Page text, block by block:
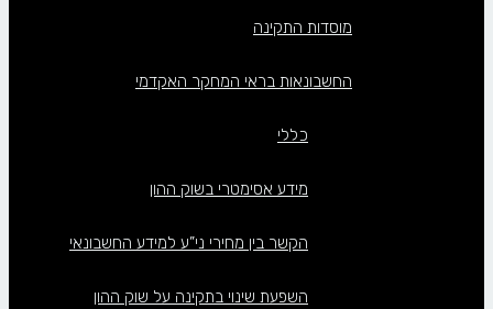
מוסדות התקינה
החשבונאות בראי המחקר האקדמי
כללי
מידע אסימטרי בשוק ההון
הקשר בין מחירי ני”ע למידע החשבונאי
השפעת שינוי בתקינה על שוק ההון